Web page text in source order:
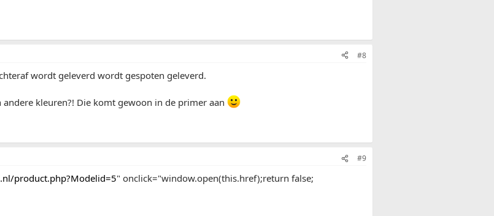
#8
wordt geleverd wordt gespoten geleverd.
andere kleuren?! Die komt gewoon in de primer aan
#9
product.php?Modelid=5" onclick="window.open(this.href);return false;